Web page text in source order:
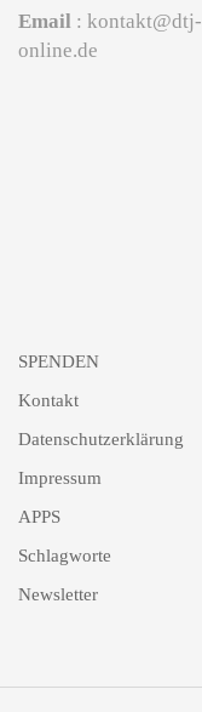
Email : kontakt@dtj-
online.de
SPENDEN
Kontakt
Datenschutzerklärung
Impressum
APPS
Schlagworte
Newsletter